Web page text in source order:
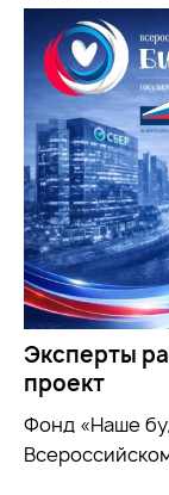
Эксперты
проект
Фонд «Наше